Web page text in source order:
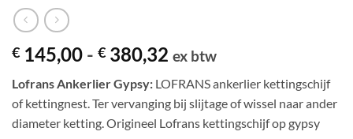
€ 145,00 - € 380,32 Prijsklasse:
tot
€ 380,32
ex btw
Lofrans Ankerlier Gypsy: LOFRANS ankerlier kettingschijf
of kettingnest. Ter vervanging bij slijtage of wissel naar ander
diameter ketting. Origineel Lofrans kettingschijf op gypsy